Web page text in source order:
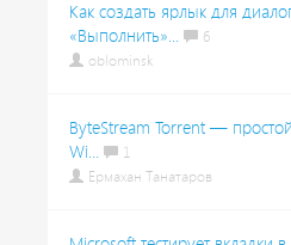
Как создать ярлык для
«Выполнить»...
6
oblominsk
ByteStream Torrent —
Wi...
1
Ермахан Танатаров